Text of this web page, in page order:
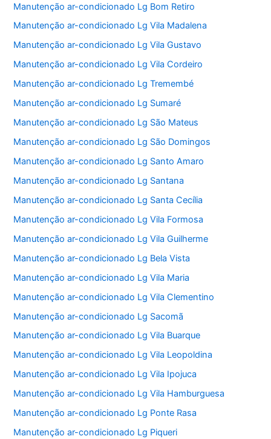
Manutenção ar-condicionado Lg Bom Retiro
Manutenção ar-condicionado Lg Vila Madalena
Manutenção ar-condicionado Lg Vila Gustavo
Manutenção ar-condicionado Lg Vila Cordeiro
Manutenção ar-condicionado Lg Tremembé
Manutenção ar-condicionado Lg Sumaré
Manutenção ar-condicionado Lg São Mateus
Manutenção ar-condicionado Lg São Domingos
Manutenção ar-condicionado Lg Santo Amaro
Manutenção ar-condicionado Lg Santana
Manutenção ar-condicionado Lg Santa Cecília
Manutenção ar-condicionado Lg Vila Formosa
Manutenção ar-condicionado Lg Vila Guilherme
Manutenção ar-condicionado Lg Bela Vista
Manutenção ar-condicionado Lg Vila Maria
Manutenção ar-condicionado Lg Vila Clementino
Manutenção ar-condicionado Lg Sacomã
Manutenção ar-condicionado Lg Vila Buarque
Manutenção ar-condicionado Lg Vila Leopoldina
Manutenção ar-condicionado Lg Vila Ipojuca
Manutenção ar-condicionado Lg Vila Hamburguesa
Manutenção ar-condicionado Lg Ponte Rasa
Manutenção ar-condicionado Lg Piqueri